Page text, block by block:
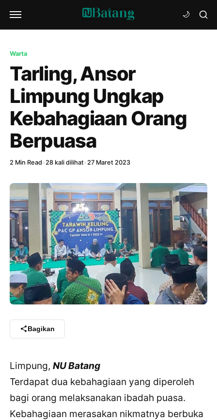
Warta
Tarling, Ansor
Limpung Ungkap
Kebahagiaan Orang
Berpuasa
2 Min Read •28 kali dilihat•27 Maret 2023
Bagikan
Limpung, NU Batang
Terdapat dua kebahagiaan yang diperoleh
bagi orang melaksanakan ibadah puasa.
Kebahagiaan merasakan nikmatnya berbuka